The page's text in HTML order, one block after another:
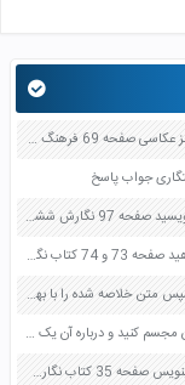
یکی از هنرمندان معاصر مورد علاقه خود را در هر رشته ای به جز عکاسی صفحه 69 فرهنگ و هنر نهم
جواب پاسخ
یکی از حکایت هایی را که تا به حال شنیده اید به زبان ساده بنویسید صفحه 97 نگارش ششم دبستان
یکی از متن های ناتمام زیر را انتخاب کنید و نوشته را ادامه دهید صفحه 73 و 74 کتاب نگارش فارسی پنجم دبستان
یکی از درس های مندرج در کتاب درسی خود را خلاصه کنید سپس متن خلاصه شده را با بهره گیری از روش های دسته بندی نمودار جدول نقشه مفهومی نشان دهید صفحه 118 نگارش یازدهم
یکی از صدا های آبشار به هم خوردن برگ ها زنبور را در ذهنتان مجسم کنید و درباره آن یک بند بنویسید صفحه 11 نگارش پنجم
یکی از دو موضوع را به دلخواه انتخاب کن و یک بند درباره آن بنویس صفحه 35 کتاب نگارش فارسی سوم